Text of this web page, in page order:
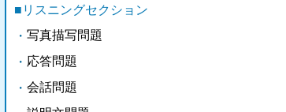
■リスニングセクション
写真描写問題
応答問題
会話問題